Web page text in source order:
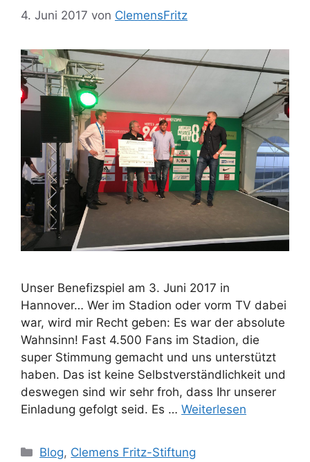
4. Juni 2017 von ClemensFritz
Unser Benefizspiel am 3. Juni 2017 in
Hannover… Wer im Stadion oder vorm TV dabei
war, wird mir Recht geben: Es war der absolute
Wahnsinn! Fast 4.500 Fans im Stadion, die
super Stimmung gemacht und uns unterstützt
haben. Das ist keine Selbstverständlichkeit und
deswegen sind wir sehr froh, dass Ihr unserer
Einladung gefolgt seid. Es … Weiterlesen
Kategorien
Blog, Clemens Fritz-Stiftung